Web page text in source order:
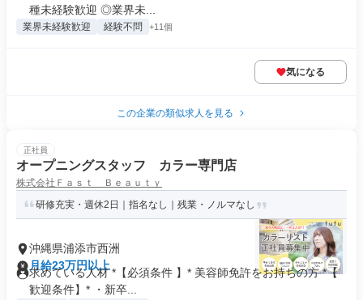
種未経験歓迎 ◎業界未...
業界未経験歓迎 経験不問 +11個
気になる
この企業の類似求人を見る
正社員
オープニングスタッフ カラー専門店
株式会社Ｆａｓｔ Ｂｅａｕｔｙ
研修充実・週休2日｜指名なし｜残業・ノルマなし
沖縄県浦添市西洲
月給23万円以上
求めている人材 *【必須条件 】* 美容師免許をお持ちの方 *【
歓迎条件】* ・新卒...